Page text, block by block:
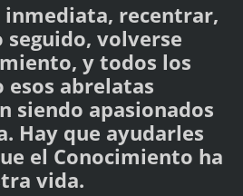
inmediata, recentrar,
seguido, volverse
y todos los
esos abrelatas
siendo apasionados
Hay que ayudarles
el Conocimiento ha
vida.